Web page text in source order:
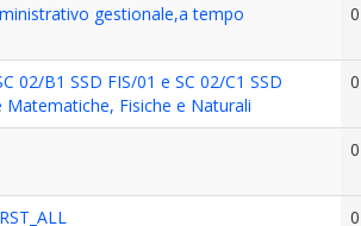
gestionale,a tempo
0
02/B1 SSD FIS/01 e SC 02/C1 SSD
Fisiche e Naturali
0
0
0